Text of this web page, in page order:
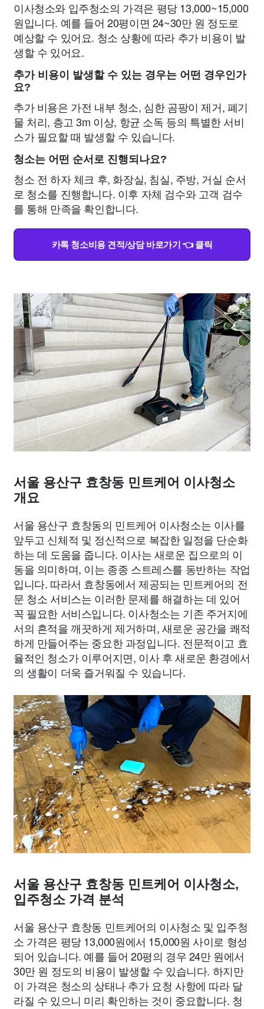
이사청소와 입주청소의 가격은 평당 13,000~15,000
원입니다. 예를 들어 20평이면 24~30만 원 정도로
예상할 수 있어요. 청소 상황에 따라 추가 비용이 발
생할 수 있어요.
추가 비용이 발생할 수 있는 경우는 어떤 경우인가
요?
추가 비용은 가전 내부 청소, 심한 곰팡이 제거, 폐기
물 처리, 층고 3m 이상, 항균 소독 등의 특별한 서비
스가 필요할 때 발생할 수 있습니다.
청소는 어떤 순서로 진행되나요?
청소 전 하자 체크 후, 화장실, 침실, 주방, 거실 순서
로 청소를 진행합니다. 이후 자체 검수와 고객 검수
를 통해 만족을 확인합니다.
카톡 청소비용 견적/상담 바로가기 👈 클릭
서울 용산구 효창동 민트케어 이사청소
개요
서울 용산구 효창동의 민트케어 이사청소는 이사를
앞두고 신체적 및 정신적으로 복잡한 일정을 단순화
하는 데 도움을 줍니다. 이사는 새로운 집으로의 이
동을 의미하며, 이는 종종 스트레스를 동반하는 작업
입니다. 따라서 효창동에서 제공되는 민트케어의 전
문 청소 서비스는 이러한 문제를 해결하는 데 있어
꼭 필요한 서비스입니다. 이사청소는 기존 주거지에
서의 흔적을 깨끗하게 제거하며, 새로운 공간을 쾌적
하게 만들어주는 중요한 과정입니다. 전문적이고 효
율적인 청소가 이루어지면, 이사 후 새로운 환경에서
의 생활이 더욱 즐거워질 수 있습니다.
서울 용산구 효창동 민트케어 이사청소,
입주청소 가격 분석
서울 용산구 효창동 민트케어의 이사청소 및 입주청
소 가격은 평당 13,000원에서 15,000원 사이로 형성
되어 있습니다. 예를 들어 20평의 경우 24만 원에서
30만 원 정도의 비용이 발생할 수 있습니다. 하지만
이 가격은 청소의 상태나 추가 요청 사항에 따라 달
라질 수 있으니 미리 확인하는 것이 중요합니다. 청